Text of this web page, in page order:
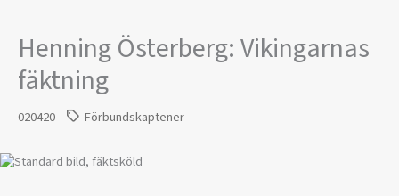
Henning Österberg: Vikingarnas
fäktning
020420 Förbundskaptener